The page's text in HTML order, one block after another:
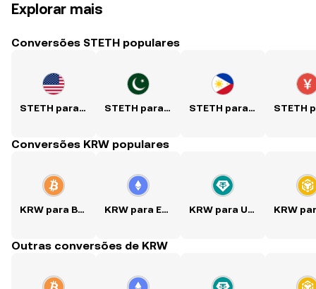
Explorar mais
Conversões STETH populares
STETH para USD STETH para PKR STETH para PHP
Conversões KRW populares
KRW para BTC KRW para ETH KRW para USDT
Outras conversões de KRW